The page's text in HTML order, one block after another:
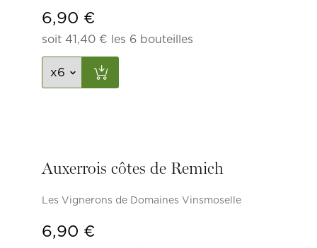
6,90 €
soit 41,40 € les 6 bouteilles
Auxerrois côtes de Remich
Les Vignerons de Domaines Vinsmoselle
6,90 €